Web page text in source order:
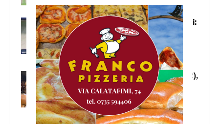
Samb-Lanciano 4-0, Pierantoni:
«Samb ben organizzata,
Boscaglia è un maestro di
tattica»
Samb-Lanciano 4-0: Faggioli (2),
Candellori e Perrotta in gol
nell’ultima amichevole.
CRONACA